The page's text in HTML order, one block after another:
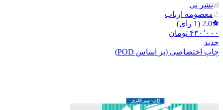
نشر نی
معصومه ارباب
2.0
(
1 رای)
۴۳۰٬۰۰۰ تومان
جدید
چاپ اختصاصی (بر اساس POD)